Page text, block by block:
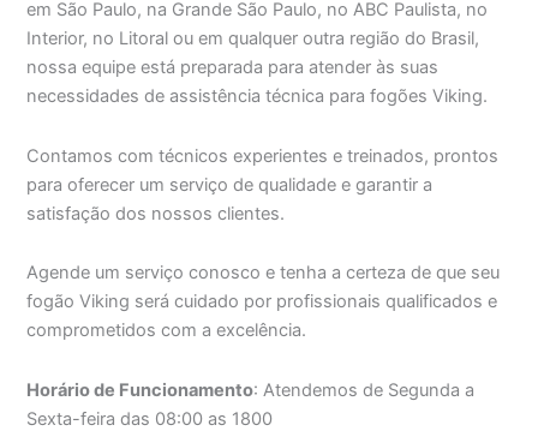
em São Paulo, na Grande São Paulo, no ABC Paulista, no
Interior, no Litoral ou em qualquer outra região do Brasil,
nossa equipe está preparada para atender às suas
necessidades de assistência técnica para fogões Viking.
Contamos com técnicos experientes e treinados, prontos
para oferecer um serviço de qualidade e garantir a
satisfação dos nossos clientes.
Agende um serviço conosco e tenha a certeza de que seu
fogão Viking será cuidado por profissionais qualificados e
comprometidos com a excelência.
Horário de Funcionamento: Atendemos de Segunda a
Sexta-feira das 08:00 as 1800